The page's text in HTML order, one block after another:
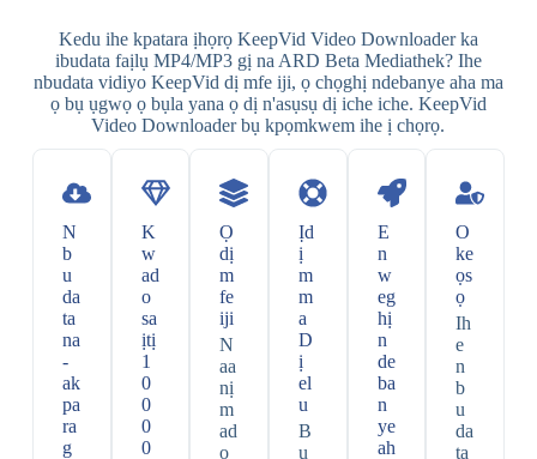
Kedu ihe kpatara ịhọrọ KeepVid Video Downloader ka
ibudata faịlụ MP4/MP3 gị na ARD Beta Mediathek? Ihe
nbudata vidiyo KeepVid dị mfe iji, ọ chọghị ndebanye aha ma
ọ bụ ụgwọ ọ bụla yana ọ dị n'asụsụ dị iche iche. KeepVid
Video Downloader bụ kpọmkwem ihe ị chọrọ.
N
b
u
da
ta
na
-
ak
pa
ra
g
K
w
ad
o
sa
ịtị
1
0
0
0
0
Ọ
dị
m
fe
iji
N
aa
nị
m
ad
o
Ịd
ị
m
m
a
D
ị
el
u
B
u
E
n
w
eg
hị
n
de
ba
n
ye
ah
O
ke
ọs
ọ
Ih
e
n
b
u
da
ta